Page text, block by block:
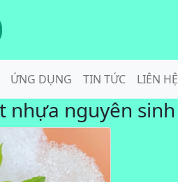
ỨNG DỤNG TIN TỨC LIÊN HỆ
nhựa nguyên sinh